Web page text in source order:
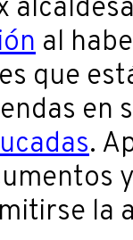
al
que
en
.
la